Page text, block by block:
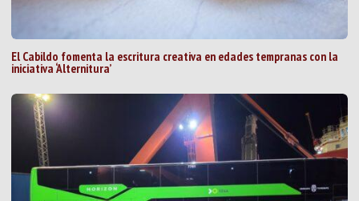
El Cabildo fomenta la escritura creativa en edades tempranas con la
iniciativa ‘Alternitura’